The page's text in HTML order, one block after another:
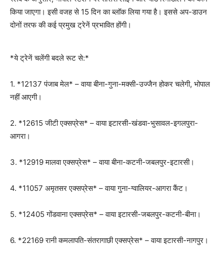
किया जाएगा। इसी वजह से 15 दिन का ब्लॉक लिया गया है। इससे अप-डाउन
दोनों तरफ की कई प्रमुख ट्रेनें प्रभावित होंगी।
*ये ट्रेनें चलेंगी बदले रूट से:*
1. *12137 पंजाब मेल* – वाया बीना-गुना-मक्सी-उज्जैन होकर चलेगी, भोपाल
नहीं आएगी।
2. *12615 जीटी एक्सप्रेस* – वाया इटारसी-खंडवा-भुसावल-इगलपुरा-
आगरा।
3. *12919 मालवा एक्सप्रेस* – वाया बीना-कटनी-जबलपुर-इटारसी।
4. *11057 अमृतसर एक्सप्रेस* – वाया गुना-ग्वालियर-आगरा कैंट।
5. *12405 गोंडवाना एक्सप्रेस* – वाया इटारसी-जबलपुर-कटनी-बीना।
6. *22169 रानी कमलापति-संतरागाछी एक्सप्रेस* – वाया इटारसी-नागपुर।